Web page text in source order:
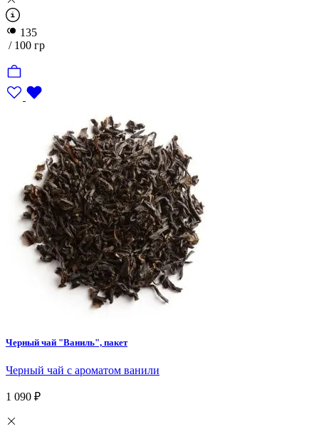
135
/ 100 гр
Черный чай "Ваниль", пакет
Черный чай с ароматом ванили
1 090 ₽